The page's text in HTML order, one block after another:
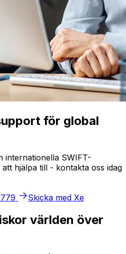
för global
internationella SWIFT-
hjälpa till - kontakta oss idag
Skicka med Xe
världen över